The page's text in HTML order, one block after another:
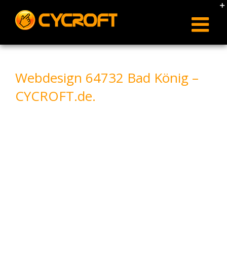
content
Webdesign 64732 Bad König –
CYCROFT.de.